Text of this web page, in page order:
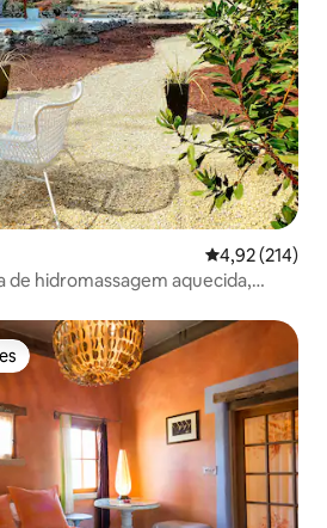
4,92 de uma
4,92 (214)
de hidromassagem aquecida,